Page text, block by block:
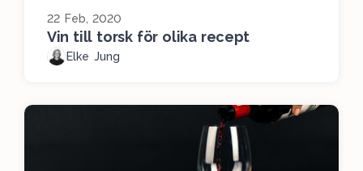
22 Feb, 2020
Vin till torsk för olika recept
Elke Jung